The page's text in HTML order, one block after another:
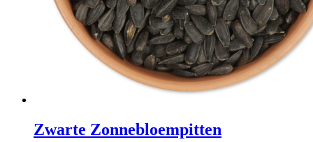
Zwarte Zonnebloempitten